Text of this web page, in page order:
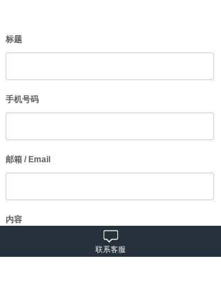
标题
手机号码
邮箱 / Email
内容
联系客服